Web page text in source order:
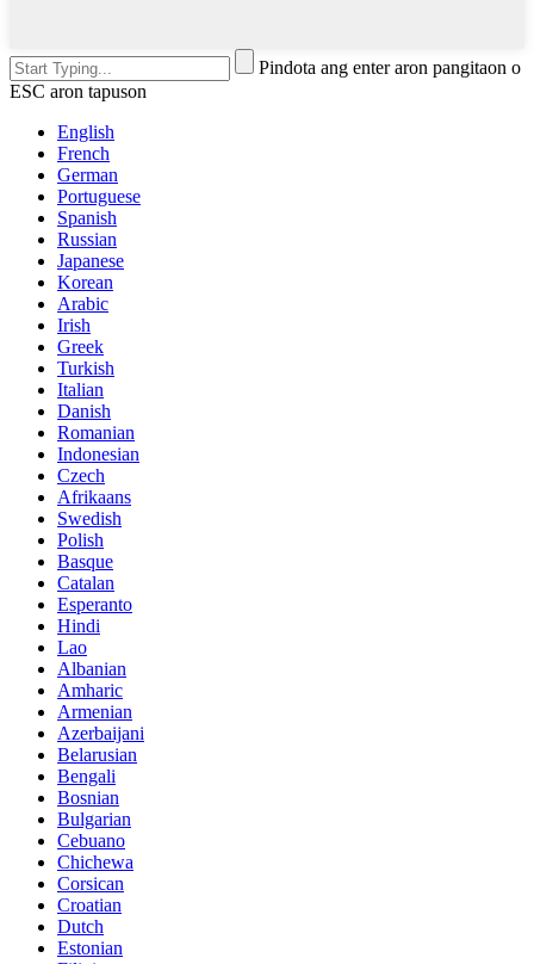
Pindota ang enter aron pangitaon o
ESC aron tapuson
English
French
German
Portuguese
Spanish
Russian
Japanese
Korean
Arabic
Irish
Greek
Turkish
Italian
Danish
Romanian
Indonesian
Czech
Afrikaans
Swedish
Polish
Basque
Catalan
Esperanto
Hindi
Lao
Albanian
Amharic
Armenian
Azerbaijani
Belarusian
Bengali
Bosnian
Bulgarian
Cebuano
Chichewa
Corsican
Croatian
Dutch
Estonian